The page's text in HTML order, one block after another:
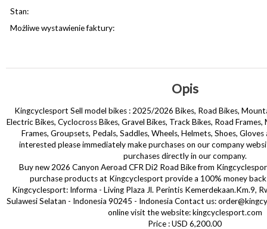
Stan:
Możliwe wystawienie faktury:
Opis
Kingcyclesport Sell model bikes : 2025/2026 Bikes, Road Bikes,
Electric Bikes, Cyclocross Bikes, Gravel Bikes, Track Bikes, Road
Frames, Groupsets, Pedals, Saddles, Wheels, Helmets, Shoes,
interested please immediately make purchases on our company
purchases directly in our company.
Buy new 2026 Canyon Aeroad CFR Di2 Road Bike from
purchase products at Kingcyclesport provide a 100% money
Kingcyclesport: Informa - Living Plaza Jl. Perintis Kemerdekaan.Km.9,
Sulawesi Selatan - Indonesia 90245 - Indonesia Contact us:
online visit the website: kingcyclesport.com
Price : USD 6,200.00